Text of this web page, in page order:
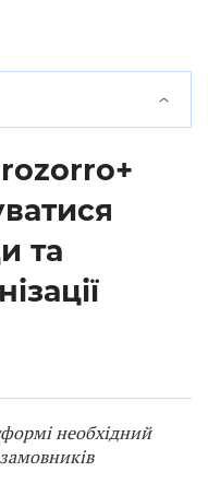
та
необхідний